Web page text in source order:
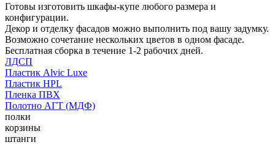
Готовы изготовить шкафы-купе любого размера и
конфигурации.
Декор и отделку фасадов можно выполнить под вашу задумку.
Возможно сочетание нескольких цветов в одном фасаде.
Бесплатная сборка в течение 1-2 рабочих дней.
ЛДСП
Пластик Alvic Luxe
Пластик HPL
Пленка ПВХ
Полотно АГТ (МДФ)
полки
корзины
штанги